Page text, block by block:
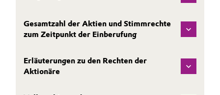
Oil & Gas, Petrochemicals
Personal Care & Beauty
Gesamtzahl der Aktien und Stimmrechte
zum Zeitpunkt der Einberufung
Erläuterungen zu den Rechten der
Aktionäre